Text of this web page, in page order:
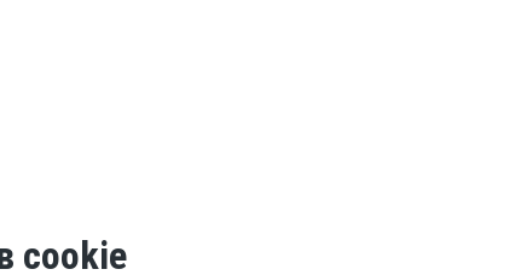
cookie